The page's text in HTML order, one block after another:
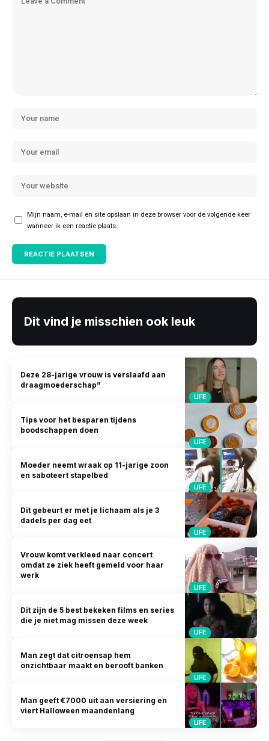
Mijn naam, e-mail en site opslaan in deze browser voor de volgende keer
wanneer ik een reactie plaats.
Dit vind je misschien ook leuk
LIFE
Deze 28-jarige vrouw is verslaafd aan
draagmoederschap”
LIFE
Tips voor het besparen tijdens
boodschappen doen
LIFE
Moeder neemt wraak op 11-jarige zoon
en saboteert stapelbed
LIFE
Dit gebeurt er met je lichaam als je 3
dadels per dag eet
LIFE
Vrouw komt verkleed naar concert
omdat ze ziek heeft gemeld voor haar
werk
LIFE
Dit zijn de 5 best bekeken films en series
die je niet mag missen deze week
LIFE
Man zegt dat citroensap hem
onzichtbaar maakt en berooft banken
LIFE
Man geeft €7000 uit aan versiering en
viert Halloween maandenlang